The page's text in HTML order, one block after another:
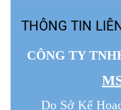
THÔNG TIN
CÔNG TY
Do Sở Kế